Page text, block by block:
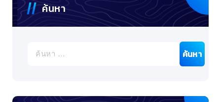
ค้นหา
ค้นหา
สำหรับ: